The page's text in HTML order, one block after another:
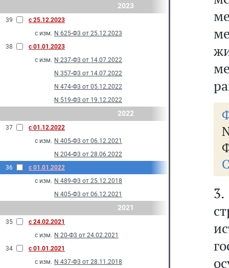
2023
39
с 25.12.2023
с изм. N 625-Ф3 от 25.12.2023
38
с 01.01.2023
с изм. N 237-Ф3 от 14.07.2022
N 357-Ф3 от 14.07.2022
N 474-Ф3 от 05.12.2022
N 519-Ф3 от 19.12.2022
2022
37
с 01.12.2022
с изм. N 405-Ф3 от 06.12.2021
N 204-Ф3 от 28.06.2022
36
с 01.01.2022
с изм. N 489-Ф3 от 25.12.2018
N 405-Ф3 от 06.12.2021
2021
35
с 24.02.2021
с изм. N 20-Ф3 от 24.02.2021
34
с 01.01.2021
с изм. N 437-Ф3 от 28.11.2018